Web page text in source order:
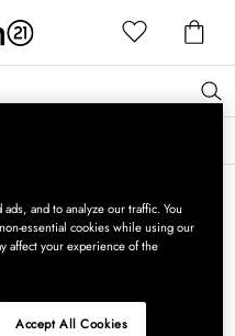
-tuotteista* →
and to analyze our traffic. You
essential cookies while using our
affect your experience of the
Accept All Cookies